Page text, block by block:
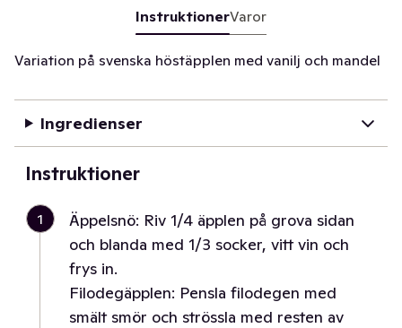
InstruktionerVaror
Variation på svenska höstäpplen med vanilj och mandel
Ingredienser
Instruktioner
1
Äppelsnö: Riv 1/4 äpplen på grova sidan
och blanda med 1/3 socker, vitt vin och
frys in.
Filodegäpplen: Pensla filodegen med
smält smör och strössla med resten av